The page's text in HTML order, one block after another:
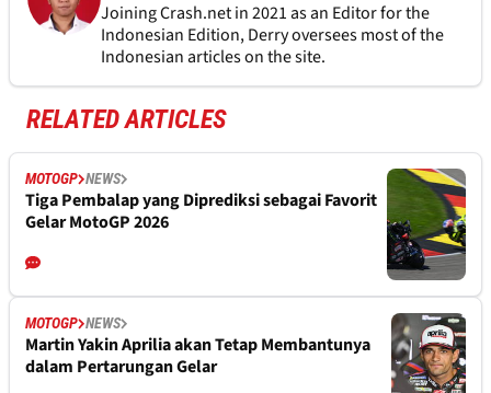
Joining Crash.net in 2021 as an Editor for the
Indonesian Edition, Derry oversees most of the
Indonesian articles on the site.
RELATED ARTICLES
MOTOGP NEWS
Tiga Pembalap yang Diprediksi sebagai Favorit
Gelar MotoGP 2026
MOTOGP NEWS
Martin Yakin Aprilia akan Tetap Membantunya
dalam Pertarungan Gelar